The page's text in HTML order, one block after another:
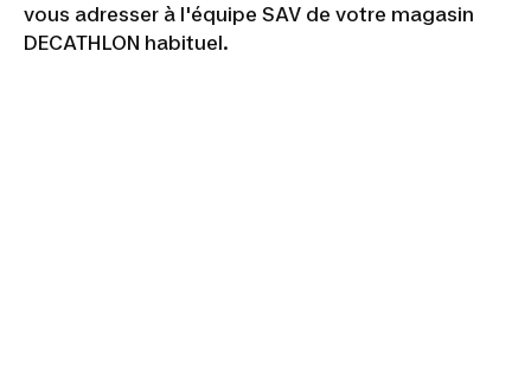
vous adresser à l'équipe SAV de votre magasin
DECATHLON habituel.